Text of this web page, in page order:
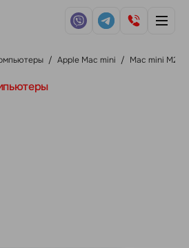
/ Apple Mac mini / Mac mini M2